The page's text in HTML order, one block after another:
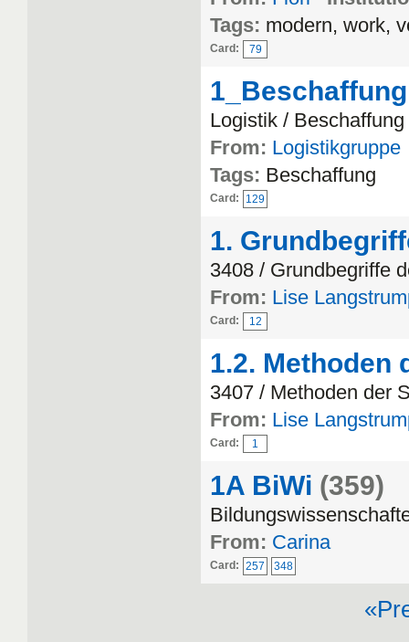
Tags: modern, work,
Card: 79
Logistik /
From: Logistikgruppe
Tags: Beschaffung
Card: 129
1.
3408 / Grundbegriffe
From: Lise
Card: 12
1.2. Methoden
3407 / Methoden der
From: Lise
Card: 1
1A BiWi (359)
From: Carina
Card: 257 348